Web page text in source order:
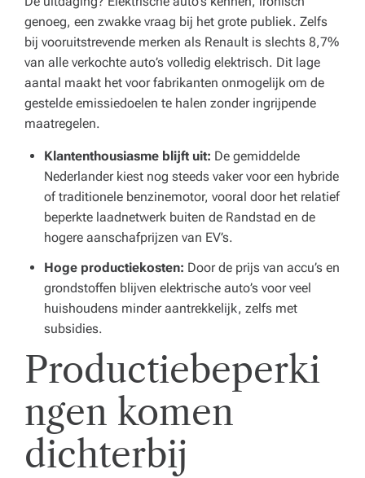
genoeg, een zwakke vraag bij het grote publiek. Zelfs
bij vooruitstrevende merken als Renault is slechts 8,7%
van alle verkochte auto’s volledig elektrisch. Dit lage
aantal maakt het voor fabrikanten onmogelijk om de
gestelde emissiedoelen te halen zonder ingrijpende
maatregelen.
Klantenthousiasme blijft uit: De gemiddelde
Nederlander kiest nog steeds vaker voor een hybride
of traditionele benzinemotor, vooral door het relatief
beperkte laadnetwerk buiten de Randstad en de
hogere aanschafprijzen van EV’s.
Hoge productiekosten: Door de prijs van accu’s en
grondstoffen blijven elektrische auto’s voor veel
huishoudens minder aantrekkelijk, zelfs met
subsidies.
Productiebeperki
ngen komen
dichterbij